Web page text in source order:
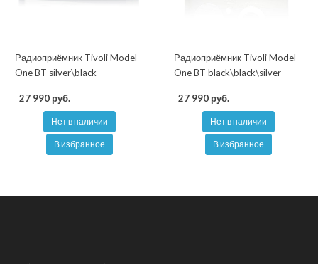
Радиоприёмник Tivoli Model
One BT silver\black
27 990 руб.
Нет в наличии
В избранное
Радиоприёмник Tivoli Model
One BT black\black\silver
27 990 руб.
Нет в наличии
В избранное